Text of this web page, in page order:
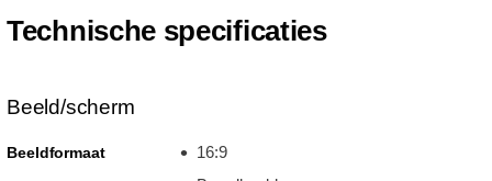
Technische specificaties
Beeld/scherm
Beeldformaat
16:9